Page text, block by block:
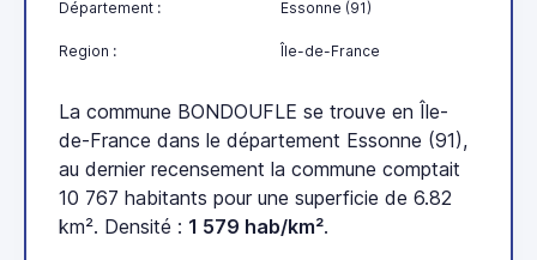
Département : Essonne (91)
Region : Île-de-France
La commune BONDOUFLE se trouve en Île-
de-France dans le département Essonne (91),
au dernier recensement la commune comptait
10 767 habitants pour une superficie de 6.82
km². Densité : 1 579 hab/km².